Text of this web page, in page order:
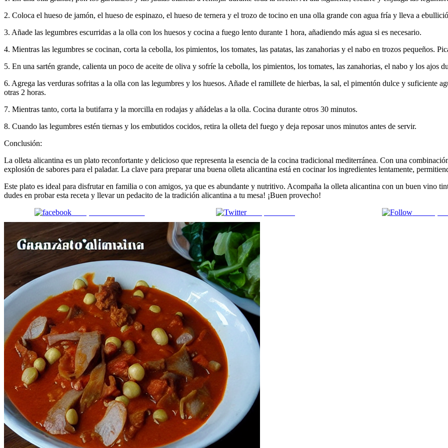
2. Coloca el hueso de jamón, el hueso de espinazo, el hueso de ternera y el trozo de tocino en una olla grande con agua fría y lleva a
3. Añade las legumbres escurridas a la olla con los huesos y cocina a fuego lento durante 1 hora, añadiendo más agua si es necesario.
4. Mientras las legumbres se cocinan, corta la cebolla, los pimientos, los tomates, las patatas, las zanahorias y el nabo en trozos pequeños.
5. En una sartén grande, calienta un poco de aceite de oliva y sofríe la cebolla, los pimientos, los tomates, las zanahorias, el nabo y los ajos
6. Agrega las verduras sofritas a la olla con las legumbres y los huesos. Añade el ramillete de hierbas, la sal, el pimentón dulce y suficiente
otras 2 horas.
7. Mientras tanto, corta la butifarra y la morcilla en rodajas y añádelas a la olla. Cocina durante otros 30 minutos.
8. Cuando las legumbres estén tiernas y los embutidos cocidos, retira la olleta del fuego y deja reposar unos minutos antes de servir.
Conclusión:
La olleta alicantina es un plato reconfortante y delicioso que representa la esencia de la cocina tradicional mediterránea. Con una
explosión de sabores para el paladar. La clave para preparar una buena olleta alicantina está en cocinar los ingredientes lentamente,
Este plato es ideal para disfrutar en familia o con amigos, ya que es abundante y nutritivo. Acompaña la olleta alicantina con un buen vino
dudes en probar esta receta y llevar un pedacito de la tradición alicantina a tu mesa! ¡Buen provecho!
Comparte en Facebook
Comparte en X Enviar por